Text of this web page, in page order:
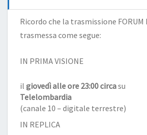
Ricordo che la trasmissione FORUM
trasmessa come segue:
IN PRIMA VISIONE
il giovedì alle ore 23:00 circasu
Telelombardia
(canale 10 – digitale terrestre)
IN REPLICA